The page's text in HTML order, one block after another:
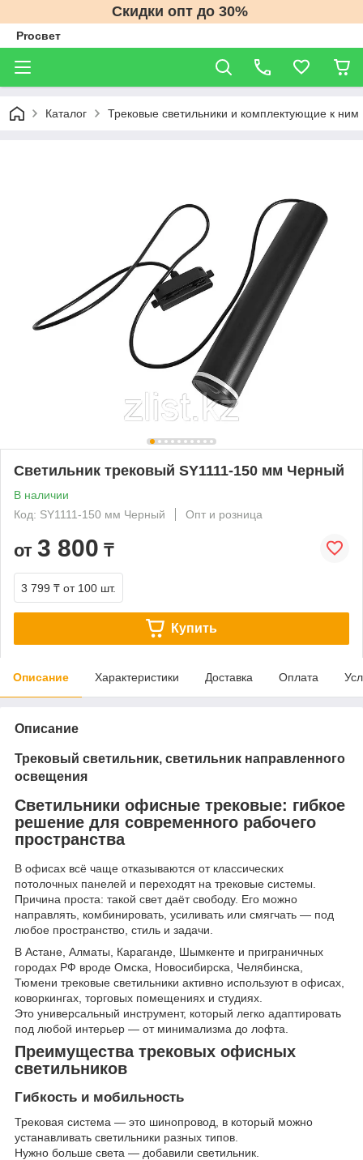
Скидки опт до 30%
Proсвет
Каталог Трековые светильники и комплектующие к ним
Светильник трековый SY1111-150 мм Черный
В наличии
Код: SY1111-150 мм Черный
Опт и розница
от 3 800 ₸
3 799 ₸ от 100 шт.
Купить
Описание Характеристики Доставка Оплата
Описание
Трековый светильник, светильник направленного
освещения
Светильники офисные трековые: гибкое
решение для современного рабочего
пространства
В офисах всё чаще отказываются от классических
потолочных панелей и переходят на трековые системы.
Причина проста: такой свет даёт свободу. Его можно
направлять, комбинировать, усиливать или смягчать — под
любое пространство, стиль и задачи.
В Астане, Алматы, Караганде, Шымкенте и приграничных
городах РФ вроде Омска, Новосибирска, Челябинска,
Тюмени трековые светильники активно используют в офисах,
коворкингах, торговых помещениях и студиях.
Это универсальный инструмент, который легко адаптировать
под любой интерьер — от минимализма до лофта.
Преимущества трековых офисных
светильников
Гибкость и мобильность
Трековая система — это шинопровод, в который можно
устанавливать светильники разных типов.
Нужно больше света — добавили светильник.